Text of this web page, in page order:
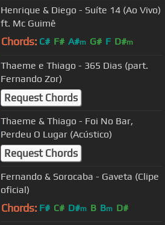
Henrique & Diego - Suíte 14 (Ao Vivo)
ft. Mc Guimê
Chords: C# F# A#m G# F D#m
Thaeme e Thiago - 365 Dias (part.
Fernando Zor)
Request Chords
Thaeme & Thiago - Foi No Bar,
Perdeu O Lugar (Acústico)
Request Chords
Fernando & Sorocaba - Gaveta (Clipe
oficial)
Chords: F# C# D#m B Bm D#